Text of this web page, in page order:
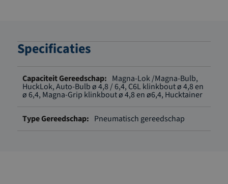
Specificaties
informatie
Magna-Lok /Magna-Bulb,
HuckLok, Auto-Bulb ø 4,8 / 6,4, C6L klinkbout ø 4,8 en
ø 6,4, Magna-Grip klinkbout ø 4,8 en ø6,4, Hucktainer
Pneumatisch gereedschap